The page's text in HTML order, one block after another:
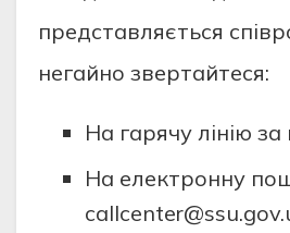
представляється
негайно звертайтеся:
⁠На гарячу лінію
⁠На електронну